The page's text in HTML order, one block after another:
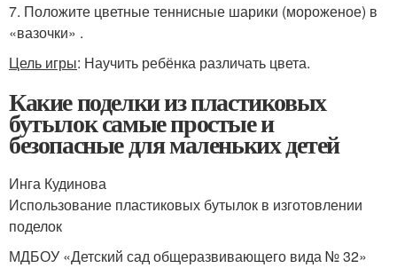
7. Положите цветные теннисные шарики (мороженое) в
«вазочки» .
Цель игры: Научить ребёнка различать цвета.
Какие поделки из пластиковых
бутылок самые простые и
безопасные для маленьких детей
Инга Кудинова
Использование пластиковых бутылок в изготовлении
поделок
МДБОУ «Детский сад общеразвивающего вида № 32»